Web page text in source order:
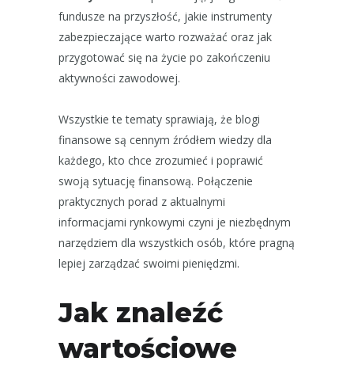
fundusze na przyszłość, jakie instrumenty
zabezpieczające warto rozważać oraz jak
przygotować się na życie po zakończeniu
aktywności zawodowej.
Wszystkie te tematy sprawiają, że blogi
finansowe są cennym źródłem wiedzy dla
każdego, kto chce zrozumieć i poprawić
swoją sytuację finansową. Połączenie
praktycznych porad z aktualnymi
informacjami rynkowymi czyni je niezbędnym
narzędziem dla wszystkich osób, które pragną
lepiej zarządzać swoimi pieniędzmi.
Jak znaleźć
wartościowe